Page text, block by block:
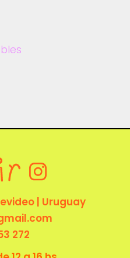
| Uruguay
272